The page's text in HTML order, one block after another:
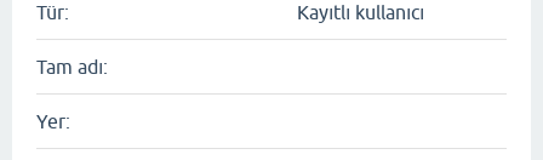
Tür: Kayıtlı kullanıcı
Tam adı:
Yer: